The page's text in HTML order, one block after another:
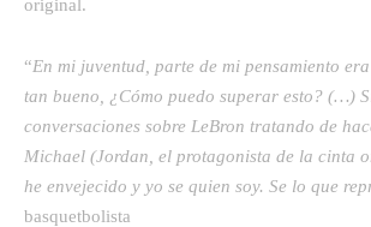
original.
“En mi juventud, parte de mi pensamiento era
tan bueno, ¿Cómo puedo superar esto? (…)
conversaciones sobre LeBron tratando de
Michael (Jordan, el protagonista de la cinta
he envejecido y yo se quien soy. Se lo que
basquetbolista